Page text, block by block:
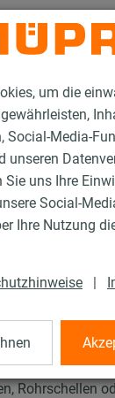
um die
Social-Media-
unseren
Sie uns Ihre
Social-
Ihre Nutzung
|
an
von
beim
Rohrschellen